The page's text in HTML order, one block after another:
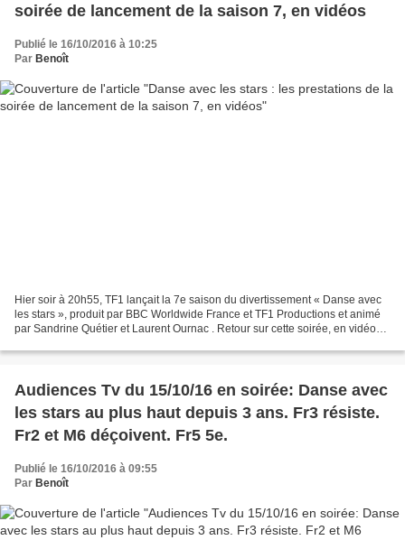
soirée de lancement de la saison 7, en vidéos
Publié le 16/10/2016 à 10:25
Par Benoît
Hier soir à 20h55, TF1 lançait la 7e saison du divertissement « Danse avec
les stars », produit par BBC Worldwide France et TF1 Productions et animé
par Sandrine Quétier et Laurent Ournac . Retour sur cette soirée, en vidéos,
Audiences Tv du 15/10/16 en soirée: Danse avec
les stars au plus haut depuis 3 ans. Fr3 résiste.
Fr2 et M6 déçoivent. Fr5 5e.
Publié le 16/10/2016 à 09:55
Par Benoît